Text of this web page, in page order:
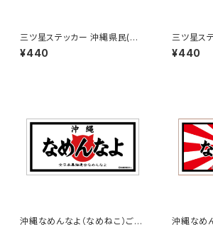
三ツ星ステッカー 沖縄県民(ピ
ンク)
¥440
三ツ星ス
ルー)
¥440
沖縄なめんなよ（なめねこ）ご当 沖縄なめ